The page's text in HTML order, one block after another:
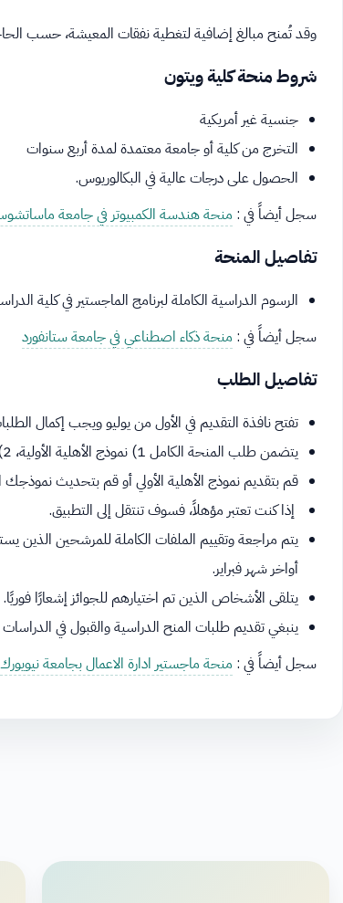
وقد تُمنح مبالغ إضافية لتغطية نفقات المعيشة، حسب
شروط منحة كلية ويتون
جنسية غير أمريكية
التخرج من كلية أو جامعة معتمدة لمدة أربع سنوات
الحصول على درجات عالية في البكالوريوس.
سجل أيضاً في : منحة هندسة الكمبيوتر في جامعة
تفاصيل المنحة
الرسوم الدراسية الكاملة لبرنامج الماجستير في كلية
سجل أيضاً في : منحة ذكاء اصطناعي في جامعة ستانفورد
تفاصيل الطلب
تفتح نافذة التقديم في الأول من يوليو ويجب إكمال
يتضمن طلب المنحة الكامل 1) نموذج الأهلية الأولية، 2) نموذج الطلب، 3) المرجع الأساسي، و 4) المرجع الثانوي.
قم بتقديم نموذج الأهلية الأولي أو قم بتحديث
إذا كنت تعتبر مؤهلاً، فسوف تنتقل إلى التطبيق.
يتم مراجعة وتقييم الملفات الكاملة للمرشحين الذين
أواخر شهر فبراير.
يتلقى الأشخاص الذين تم اختيارهم للجوائز إشعارًا فوريًا.
ينبغي تقديم طلبات المنح الدراسية والقبول في الدراسات
سجل أيضاً في : منحة ماجستير ادارة الاعمال بجامعة نيويورك